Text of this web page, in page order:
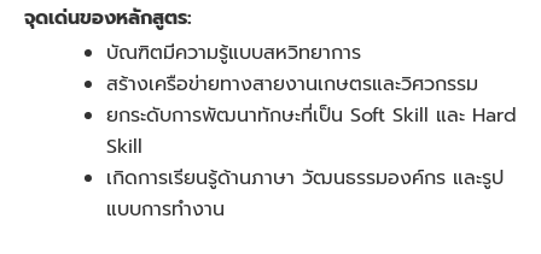
จุดเด่นของหลักสูตร:
บัณฑิตมีความรู้แบบสหวิทยาการ
สร้างเครือข่ายทางสายงานเกษตรและวิศวกรรม
ยกระดับการพัฒนาทักษะที่เป็น Soft Skill และ Hard
Skill
เกิดการเรียนรู้ด้านภาษา วัฒนธรรมองค์กร และรูป
แบบการทำงาน